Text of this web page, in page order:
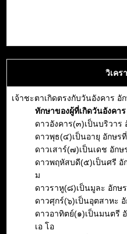
วิเคร
เจ้าชะตาเกิดตรงกับวันอังคาร
ทักษาของผู้ที่เกิดวันอังคาร
ดาวอังคาร(๓)เป็นบริวา
ดาวพุธ(๔)เป็นอายุ อักษ
ดาวเสาร์(๗)เป็นเดช อัก
ดาวพฤหัสบดี(๕)เป็นศรี
ม
ดาวราหู(๘)เป็นมูละ อักษ
ดาวศุกร์(๖)เป็นอุตสาหะ
ดาวอาทิตย์(๑)เป็นมนตรี
เอ โอ